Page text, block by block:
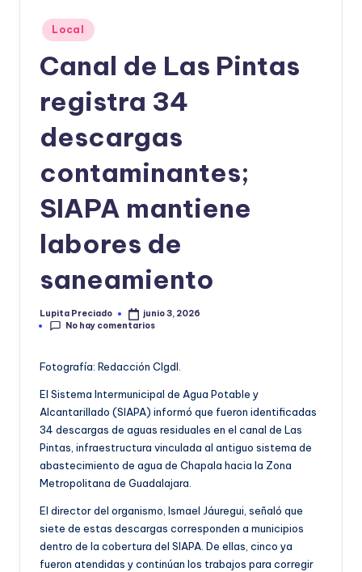
m
Publicado
en
Local
Canal de Las Pintas
registra 34
descargas
contaminantes;
SIAPA mantiene
labores de
saneamiento
Publicado
por
Lupita Preciado
junio 3, 2026
No hay comentarios
Fotografía: Redacción CIgdl.
El Sistema Intermunicipal de Agua Potable y
Alcantarillado (SIAPA) informó que fueron identificadas
34 descargas de aguas residuales en el canal de Las
Pintas, infraestructura vinculada al antiguo sistema de
abastecimiento de agua de Chapala hacia la Zona
Metropolitana de Guadalajara.
El director del organismo, Ismael Jáuregui, señaló que
siete de estas descargas corresponden a municipios
dentro de la cobertura del SIAPA. De ellas, cinco ya
fueron atendidas y continúan los trabajos para corregir